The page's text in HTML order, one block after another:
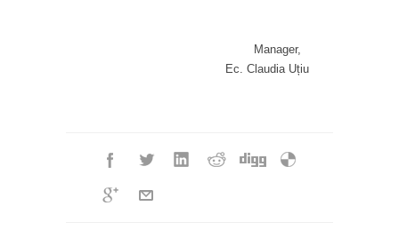
Manager,
Ec. Claudia Uțiu